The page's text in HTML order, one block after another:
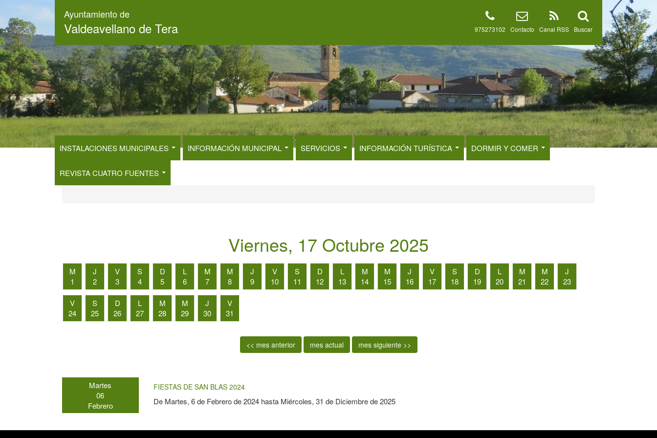
contenido
principal
Ayuntamiento de
Valdeavellano de Tera Buscar
Canal RSS
Contacto
975273102
INSTALACIONES MUNICIPALES INFORMACIÓN MUNICIPAL SERVICIOS INFORMACIÓN TURÍSTICA DORMIR Y COMER
REVISTA CUATRO FUENTES
Viernes, 17 Octubre 2025
M
1
J
2
V
3
S
4
D
5
L
6
M
7
M
8
J
9
V
10
S
11
D
12
L
13
M
14
M
15
J
16
V
17
S
18
D
19
L
20
M
21
M
22
J
23
V
24
S
25
D
26
L
27
M
28
M
29
J
30
V
31
<< mes anterior mes actual mes siguiente >>
Martes
06
Febrero
FIESTAS DE SAN BLAS 2024
De Martes, 6 de Febrero de 2024hasta Miércoles, 31 de Diciembre de 2025